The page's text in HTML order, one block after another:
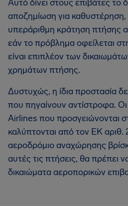
Αυτό δίνει στους επιβάτες το
αποζημίωση για
υπεράριθμη κράτηση πτήσης
εάν το πρόβλημα οφείλεται
είναι επιπλέον των
χρημάτων πτήσης.
Δυστυχώς, η ίδια προστασία
που πηγαίνουν αντίστροφα.
Airlines που προσγειώνονται
καλύπτονται από τον ΕΚ αριθ.
αεροδρόμιο αναχώρησης
αυτές τις πτήσεις, θα πρέπει
δικαιώματα αεροπορικών